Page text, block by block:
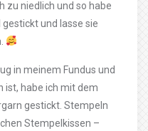
zu niedlich und so habe
und lasse sie
in meinem Fundus und
ist, habe ich mit dem
gestickt. Stempeln
Stempelkissen –